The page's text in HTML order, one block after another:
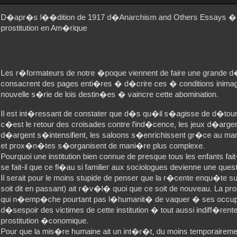
D�apr�s l��dition de 1917 d�Anarchism and Others Essays �
prostitution en Am�rique
Les r�formateurs de notre �poque viennent de faire une grande
consacrent des pages enti�res � d�crire ces � conditions
nouvelle s�rie de lois destin�es � vaincre cette abomination.
Il est int�ressant de constater que d�s qu�il s�agisse de
c�est le retour des croisades contre l'ind�cence, les jeux
d�argent s�intensifient, les saloons s�enrichissent gr�ce au
et prox�n�tes s�organisent de mani�re plus complexe.
Pourquoi une institution bien connue de presque tous les enfants
se fait-il que ce fl�au si familier aux sociologues devienne une
Il serait pour le moins stupide de penser que la r�cente enqu�te
soit dit en passant) ait r�v�l� quoi que ce soit de nouveau. La
qui n�emp�che pourtant pas l�humanit� de vaquer � ses
d�sespoir des victimes de cette institution � tout aussi
prostitution �conomique.
Pour que la mis�re humaine ait un int�r�t, du moins